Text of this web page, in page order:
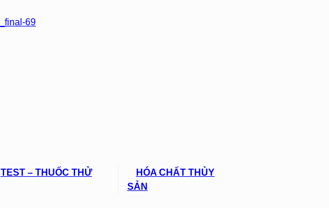
TEST – THUỐC THỬ
HÓA CHẤT THỦY
SẢN